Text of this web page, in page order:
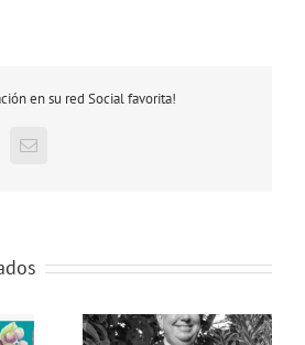
en su red Social favorita!
Email